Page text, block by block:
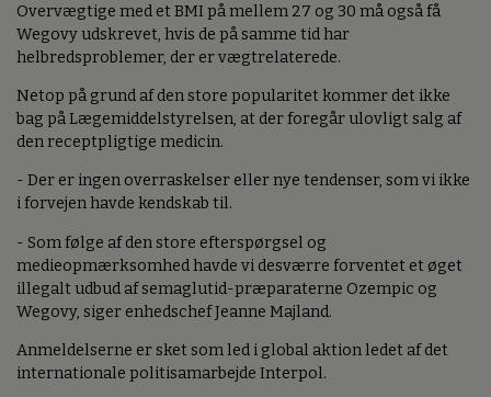
Overvægtige med et BMI på mellem 27 og 30 må også få
Wegovy udskrevet, hvis de på samme tid har
helbredsproblemer, der er vægtrelaterede.
Netop på grund af den store popularitet kommer det ikke
bag på Lægemiddelstyrelsen, at der foregår ulovligt salg af
den receptpligtige medicin.
- Der er ingen overraskelser eller nye tendenser, som vi ikke
i forvejen havde kendskab til.
- Som følge af den store efterspørgsel og
medieopmærksomhed havde vi desværre forventet et øget
illegalt udbud af semaglutid-præparaterne Ozempic og
Wegovy, siger enhedschef Jeanne Majland.
Anmeldelserne er sket som led i global aktion ledet af det
internationale politisamarbejde Interpol.